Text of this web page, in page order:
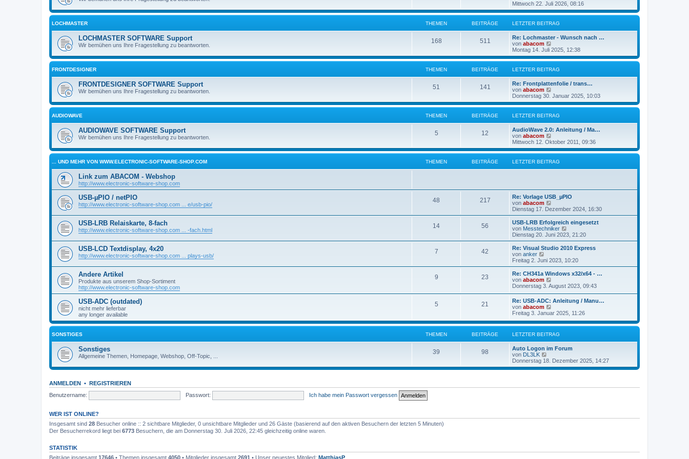
a
g
e
i
r
a
g
e
u
e
s
r
e
i
r
a
g
Mittwoch 22. Juli 2026, 08:16
LOCHMASTER THEMEN BEITRÄGE LETZTER BEITRAG
LOCHMASTER SOFTWARE Support
Wir bemühen uns Ihre Fragestellung zu beantworten.
168 511
Re: Lochmaster - Wunsch nach …
von abacom
e
u
e
s
r
e
i
r
a
g
Montag 14. Juli 2025, 12:38
FRONTDESIGNER THEMEN BEITRÄGE LETZTER BEITRAG
FRONTDESIGNER SOFTWARE Support
Wir bemühen uns Ihre Fragestellung zu beantworten.
51 141
Re: Frontplattenfolie / trans…
von abacom
e
u
e
s
r
e
i
r
a
Donnerstag 30. Januar 2025, 10:03
AUDIOWAVE THEMEN BEITRÄGE LETZTER BEITRAG
AUDIOWAVE SOFTWARE Support
Wir bemühen uns Ihre Fragestellung zu beantworten.
5 12
AudioWave 2.0: Anleitung / Ma…
von abacom
e
u
e
s
e
i
r
a
g
Mittwoch 12. Oktober 2011, 09:36
... UND MEHR VON WWW.ELECTRONIC-SOFTWARE-SHOP.COM THEMEN BEITRÄGE LETZTER BEITRAG
Link zum ABACOM - Webshop
http://www.electronic-software-shop.com
USB-µPIO / netPIO
http://www.electronic-software-shop.com ... e/usb-pio/
48 217
Re: Vorlage USB_µPIO
von abacom
e
u
e
s
t
r
B
e
i
r
g
Dienstag 17. Dezember 2024, 16:30
USB-LRB Relaiskarte, 8-fach
http://www.electronic-software-shop.com ... -fach.html
14 56
USB-LRB Erfolgreich eingesetzt
von Messtechniker
e
u
e
t
B
e
i
t
r
g
Dienstag 20. Juni 2023, 21:20
USB-LCD Textdisplay, 4x20
http://www.electronic-software-shop.com ... plays-usb/
7 42
Re: Visual Studio 2010 Express
von anker
e
u
e
s
t
B
e
i
t
r
a
Freitag 2. Juni 2023, 10:20
Andere Artikel
Produkte aus unserem Shop-Sortiment
http://www.electronic-software-shop.com
9 23
Re: CH341a Windows x32/x64 - …
von abacom
e
e
s
e
r
B
e
i
t
a
Donnerstag 3. August 2023, 09:43
USB-ADC (outdated)
nicht mehr lieferbar
any longer available
5 21
Re: USB-ADC: Anleitung / Manu…
von abacom
e
e
t
e
r
e
i
a
Freitag 3. Januar 2025, 11:26
SONSTIGES THEMEN BEITRÄGE LETZTER BEITRAG
Sonstiges
Allgemeine Themen, Homepage, Webshop, Off-Topic, ...
39 98
Auto Logon im Forum
von DL3LK
e
u
Donnerstag 18. Dezember 2025, 14:27
ANMELDEN • REGISTRIEREN
Benutzername:
Passwort: Ich habe mein Passwort vergessen
WER IST ONLINE?
Insgesamt sind 28 Besucher online :: 2 sichtbare Mitglieder, 0 unsichtbare Mitglieder und 26 Gäste (basierend auf den aktiven Besuchern der letzten 5 Minuten)
Der Besucherrekord liegt bei 6773 Besuchern, die am Donnerstag 30. Juli 2026, 22:45 gleichzeitig online waren.
STATISTIK
Beiträge insgesamt 17646 • Themen insgesamt 4050 • Mitglieder insgesamt 2691 • Unser neuestes Mitglied: MatthiasP